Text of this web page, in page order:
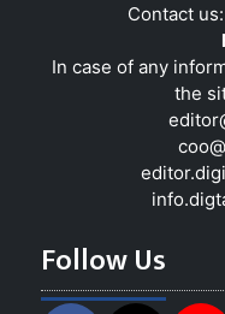
Contact us:
In case of any
the
Follow Us